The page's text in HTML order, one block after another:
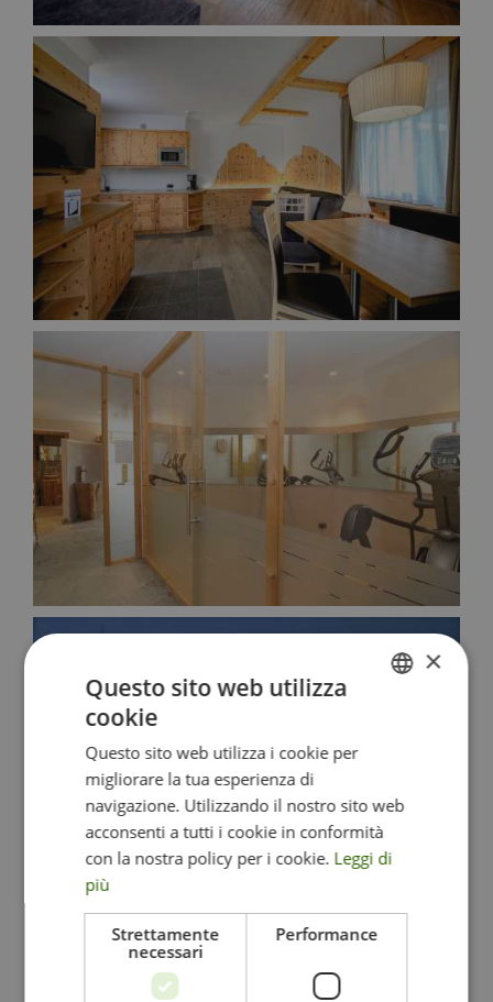
GERMAN
×
Questo sito web utilizza
cookie
Questo sito web utilizza i cookie per
migliorare la tua esperienza di
navigazione. Utilizzando il nostro sito web
acconsenti a tutti i cookie in conformità
con la nostra policy per i cookie. Leggi di
più
Strettamente
necessari
Performance